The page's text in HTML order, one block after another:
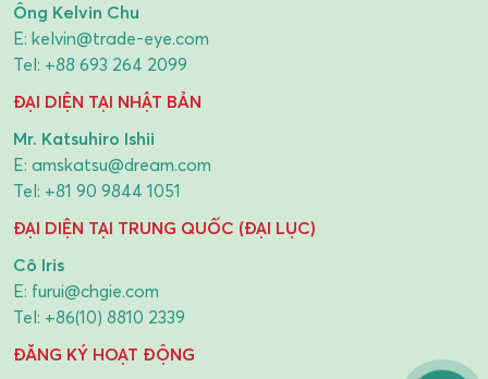
Ông Kelvin Chu
E: kelvin@trade-eye.com
Tel: +88 693 264 2099
ĐẠI DIỆN TẠI NHẬT BẢN
Mr. Katsuhiro Ishii
E: amskatsu@dream.com
Tel: +81 90 9844 1051
ĐẠI DIỆN TẠI TRUNG QUỐC (ĐẠI LỤC)
Cô Iris
E: furui@chgie.com
Tel: +86(10) 8810 2339
ĐĂNG KÝ HOẠT ĐỘNG